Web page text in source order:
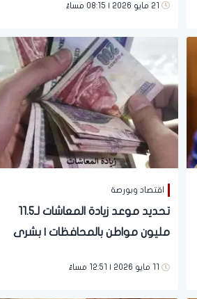
21 مايو 2026 | 08:15 مساءً
اقتصاد وبورصة
تحديد موعد زيادة المعاشات لـ11.5
مليون مواطن بالمحافظات | بشرى